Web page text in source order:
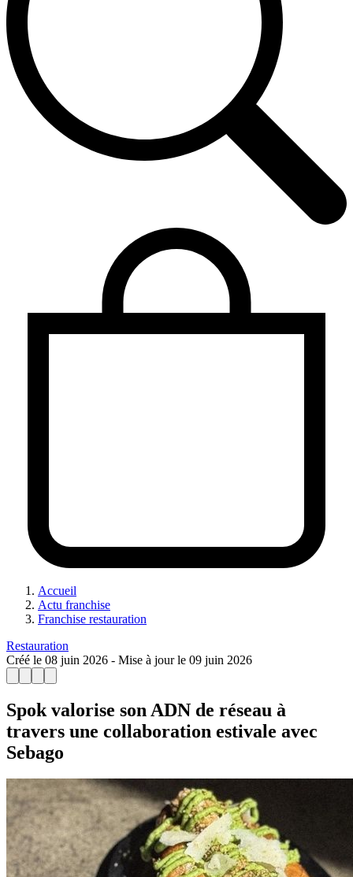
Accueil
Actu franchise
Franchise restauration
Restauration
Créé le 08 juin 2026 - Mise à jour le 09 juin 2026
Spok valorise son ADN de réseau à
travers une collaboration estivale avec
Sebago